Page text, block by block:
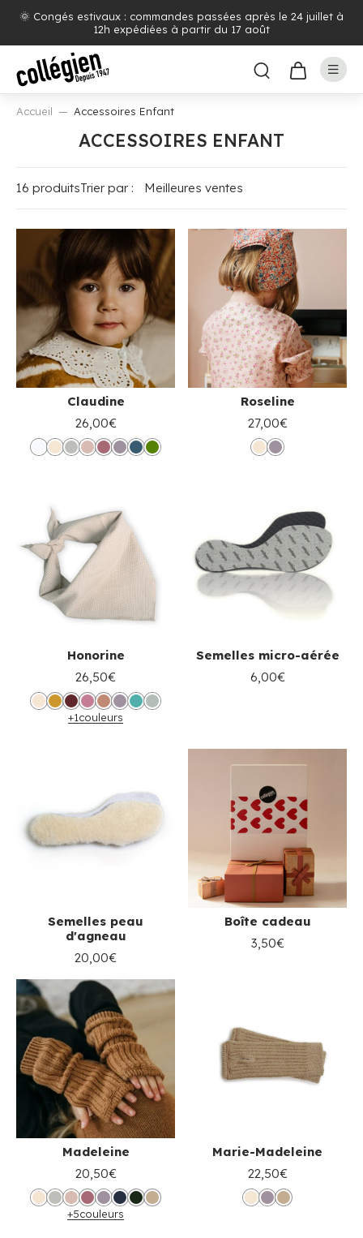
🌞 Congés estivaux : commandes passées après le 24 juillet à
12h expédiées à partir du 17 août
Accueil Accessoires Enfant
ACCESSOIRES ENFANT
16 produitsTrier par :
Claudine
26,00€
Roseline
27,00€
Honorine
26,50€
+1couleurs
Semelles micro-aérée
6,00€
Semelles peau
d'agneau
20,00€
Boîte cadeau
3,50€
Madeleine
20,50€
+5couleurs
Marie-Madeleine
22,50€